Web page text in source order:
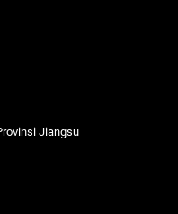
Jiangsu